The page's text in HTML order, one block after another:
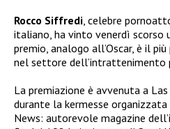
Rocco Siffredi, celebre
italiano, ha vinto venerdì scorso
premio, analogo all’Oscar, è il
nel settore dell’intrattenimento
La premiazione è avvenuta a
durante la kermesse
News: autorevole magazine